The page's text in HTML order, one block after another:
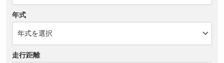
年式
走行距離